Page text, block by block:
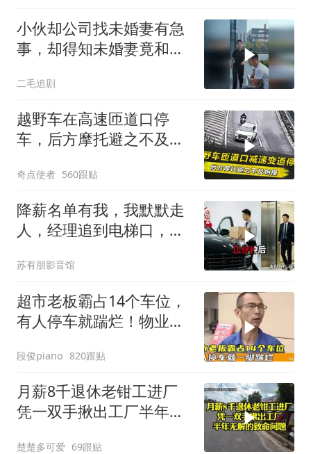
小伙却公司找未婚妻有急
事，却得知未婚妻竟和别
二毛追剧
越野车在高速匝道口停
车，后方摩托避之不及相
奇点使者 560跟贴
降薪名单有我，我默默走
人，经理追到电梯口，见
苏有朋影音馆
超市老板霸占14个车位，
有人停车就踹烂！物业表
段俊piano 820跟贴
月薪8千退休老钳工进厂
凭一双手揪出工厂半年无
楚楚多可爱 69跟贴